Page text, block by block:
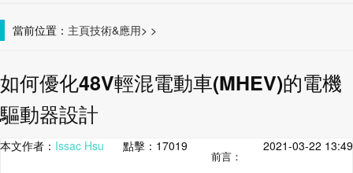
當前位置： 主頁 >
技術&應用 >
如何優化48V輕混電動車(MHEV)的電機
驅動器設計
本文作者： Issac Hsu 點擊： 17019 2021-03-22 13:49
前言：